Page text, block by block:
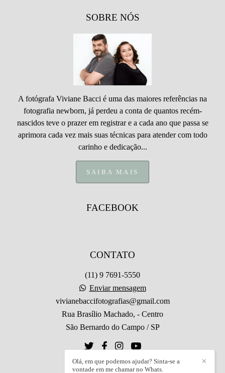
SOBRE NÓS
A fotógrafa Viviane Bacci é uma das maiores referências na
fotografia newborn, já perdeu a conta de quantos recém-
nascidos teve o prazer em registrar e a cada ano que passa se
aprimora cada vez mais suas técnicas para atender com todo
carinho e dedicação...
SAIBA MAIS
FACEBOOK
CONTATO
(11) 9 7691-5550
Enviar mensagem
vivianebaccifotografias@gmail.com
Rua Brasílio Machado, - Centro
São Bernardo do Campo / SP
✕
Olá, em que podemos ajudar? Sinta-se a
vontade em me chamar no Whats.